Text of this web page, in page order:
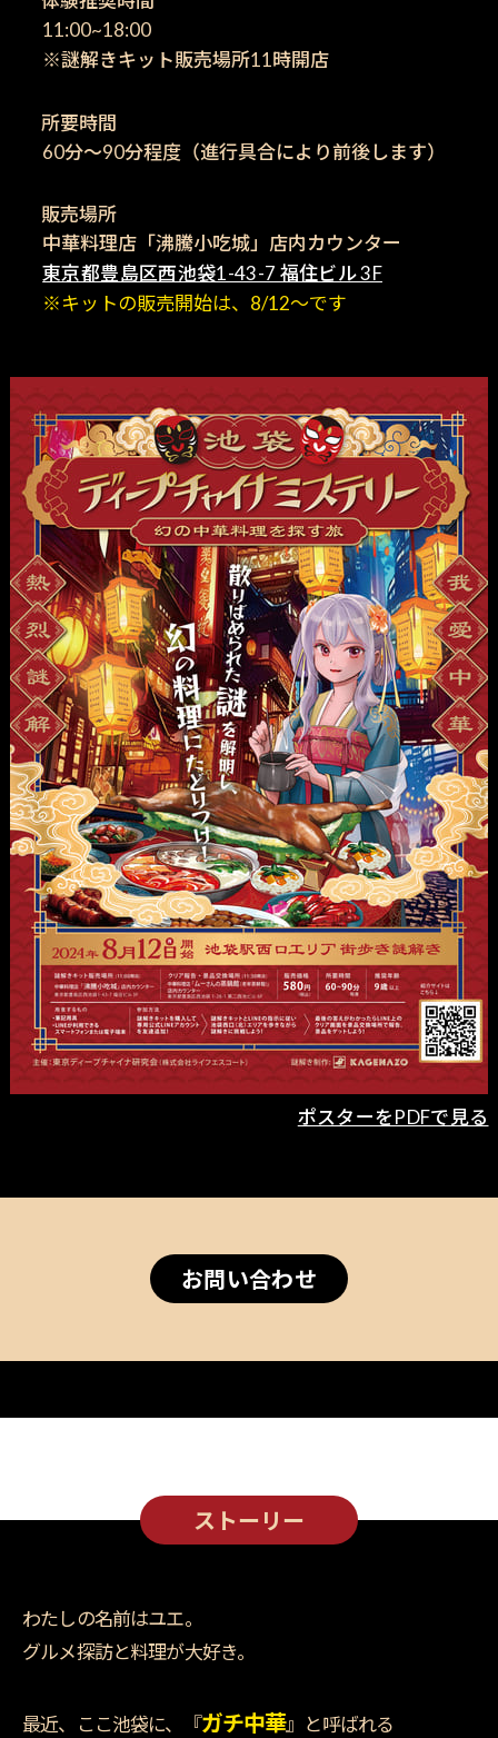
11:00~18:00
※謎解きキット販売場所11時開店
所要時間
60分〜90分程度（進行具合により前後します）
販売場所
中華料理店「沸騰小吃城」店内カウンター
東京都豊島区西池袋1-43-7 福住ビル 3F
※キットの販売開始は、8/12～です
ポスターをPDFで見る
お問い合わせ
ストーリー
わたしの名前はユエ。
グルメ探訪と料理が大好き。
最近、ここ池袋に、『ガチ中華』と呼ばれる